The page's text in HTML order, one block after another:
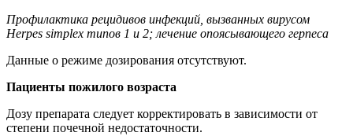
Профилактика рецидивов инфекций, вызванных вирусом
Herpes simplex типов 1 и 2; лечение опоясывающего герпеса
Данные о режиме дозирования отсутствуют.
Пациенты пожилого возраста
Дозу препарата следует корректировать в зависимости от
степени почечной недостаточности.